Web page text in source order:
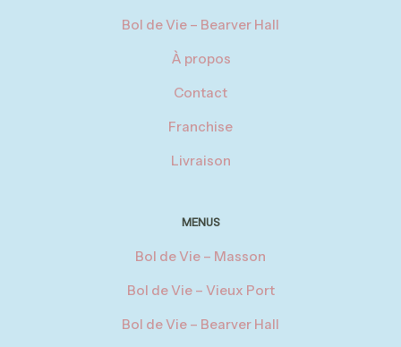
Bol de Vie – Bearver Hall
À propos
Contact
Franchise
Livraison
MENUS
Bol de Vie – Masson
Bol de Vie – Vieux Port
Bol de Vie – Bearver Hall